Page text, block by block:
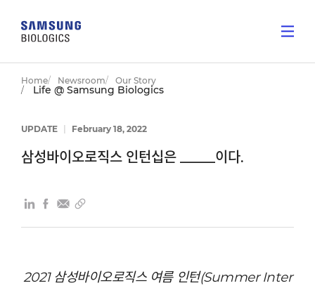
Home Newsroom Our Story
Life @ Samsung Biologics
UPDATE February 18, 2022
삼성바이오로직스 인턴십은 _____이다.
2021 삼성바이오로직스 여름 인턴(Summer Inter